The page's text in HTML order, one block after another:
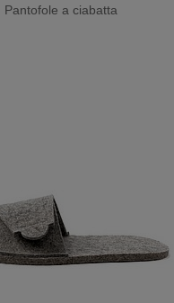
Pantofole a ciabatta